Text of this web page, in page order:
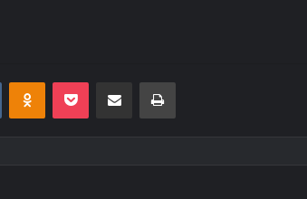
VKontakteOdnoklassniki
Pocket E-Posta ile paylaş Yazdır